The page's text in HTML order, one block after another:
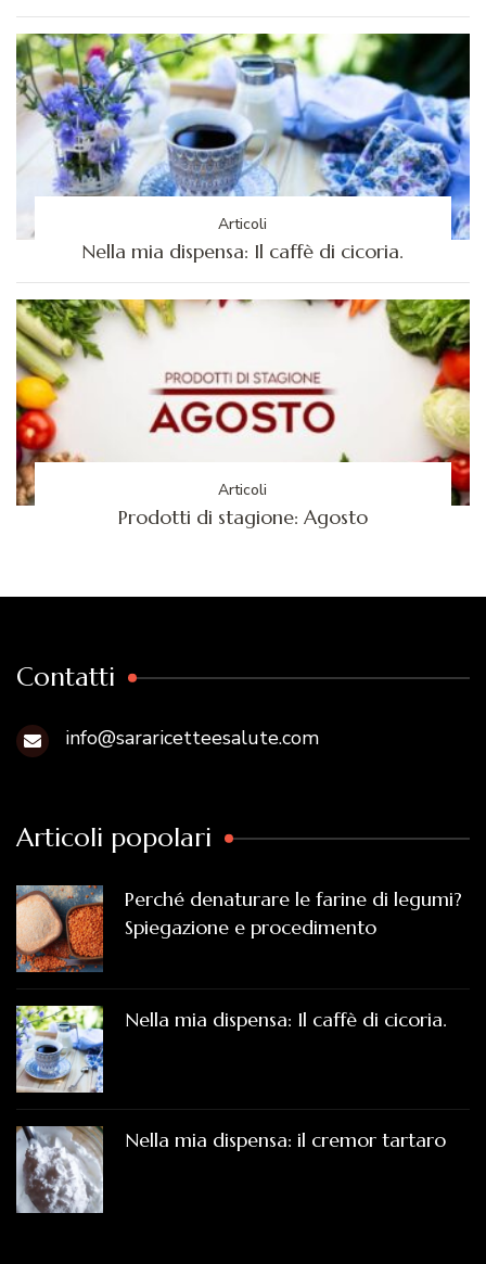
Articoli
Nella mia dispensa: Il caffè di cicoria.
Articoli
Prodotti di stagione: Agosto
Contatti
info@sararicetteesalute.com
Articoli popolari
Perché denaturare le farine di legumi?
Spiegazione e procedimento
Nella mia dispensa: Il caffè di cicoria.
Nella mia dispensa: il cremor tartaro